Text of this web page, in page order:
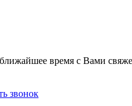
время с Вами
звонок